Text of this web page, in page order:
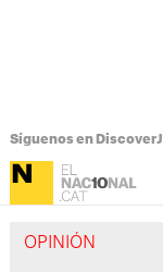
Síguenos en Discover
OPINIÓN